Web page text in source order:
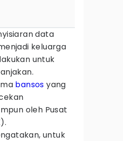
data
keluarga
untuk
bansos yang
oleh Pusat
untuk